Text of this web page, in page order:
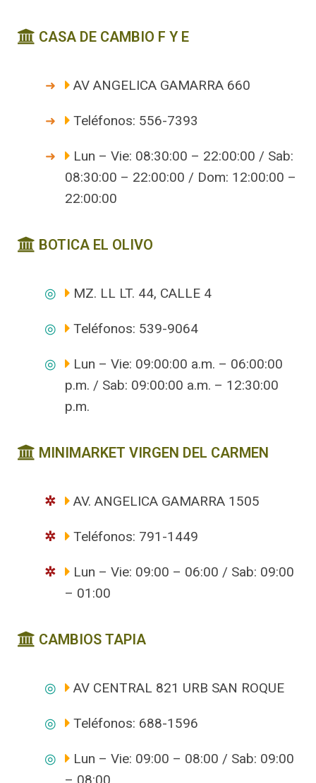
CASA DE CAMBIO F Y E
AV ANGELICA GAMARRA 660
Teléfonos: 556-7393
Lun – Vie: 08:30:00 – 22:00:00 / Sab:
08:30:00 – 22:00:00 / Dom: 12:00:00 –
22:00:00
BOTICA EL OLIVO
MZ. LL LT. 44, CALLE 4
Teléfonos: 539-9064
Lun – Vie: 09:00:00 a.m. – 06:00:00
p.m. / Sab: 09:00:00 a.m. – 12:30:00
p.m.
MINIMARKET VIRGEN DEL CARMEN
AV. ANGELICA GAMARRA 1505
Teléfonos: 791-1449
Lun – Vie: 09:00 – 06:00 / Sab: 09:00
– 01:00
CAMBIOS TAPIA
AV CENTRAL 821 URB SAN ROQUE
Teléfonos: 688-1596
Lun – Vie: 09:00 – 08:00 / Sab: 09:00